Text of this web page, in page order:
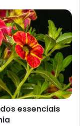
da sua
tratando de tintas
terrosos,
essenciais